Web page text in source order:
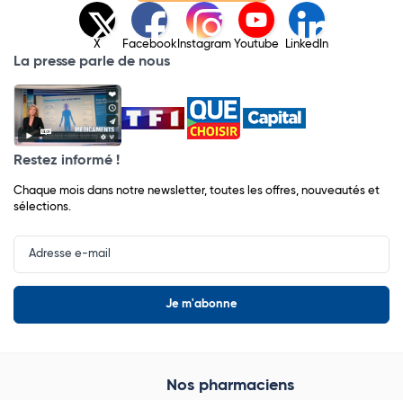
X Facebook Instagram Youtube LinkedIn
La presse parle de nous
Restez informé !
Chaque mois dans notre newsletter, toutes les offres, nouveautés et
sélections.
Input
Newsletter
Nos pharmaciens